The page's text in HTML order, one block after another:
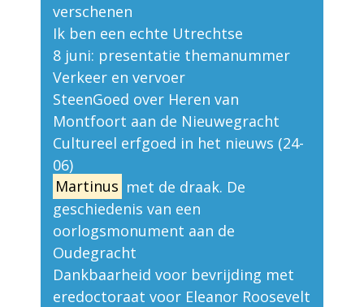
verschenen
Ik ben een echte Utrechtse
8 juni: presentatie themanummer
Verkeer en vervoer
SteenGoed over Heren van
Montfoort aan de Nieuwegracht
Cultureel erfgoed in het nieuws (24-
06)
Martinus met de draak. De
geschiedenis van een
oorlogsmonument aan de
Oudegracht
Dankbaarheid voor bevrijding met
eredoctoraat voor Eleanor Roosevelt